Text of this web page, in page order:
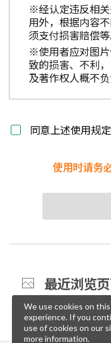
※经认定违反相
用外，根据内容
须支付损害赔偿等
※使用者应对图
致的损害、不利
及著作权人概不负
同意上述使用规定
使用时请务
最近浏览
We use cookies on
experience. If you
use of cookies on our
more information.